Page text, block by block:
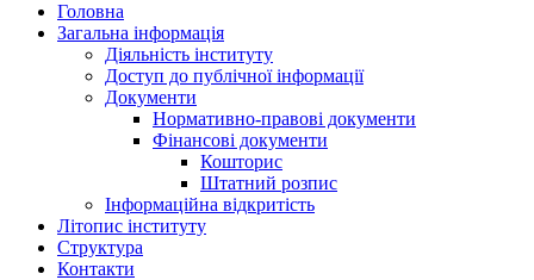
Головна
Загальна інформація
Діяльність інституту
Доступ до публічної інформації
Документи
Нормативно-правові документи
Фінансові документи
Кошторис
Штатний розпис
Інформаційна відкритість
Літопис інституту
Структура
Контакти